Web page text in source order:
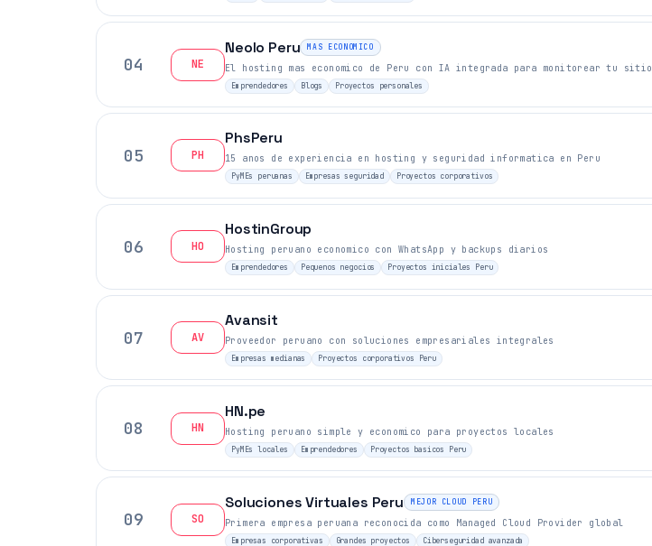
04 NE
Neolo Peru MAS ECONOMICO
El hosting mas economico de Peru con IA integrada para monitorear tu sitio
Emprendedores Blogs Proyectos personales
05 PH
PhsPeru
15 anos de experiencia en hosting y seguridad informatica en Peru
PyMEs peruanas Empresas seguridad Proyectos corporativos
06 HO
HostinGroup
Hosting peruano economico con WhatsApp y backups diarios
Emprendedores Pequenos negocios Proyectos iniciales Peru
07 AV
Avansit
Proveedor peruano con soluciones empresariales integrales
Empresas medianas Proyectos corporativos Peru
08 HN
HN.pe
Hosting peruano simple y economico para proyectos locales
PyMEs locales Emprendedores Proyectos basicos Peru
09 SO
Soluciones Virtuales Peru MEJOR CLOUD PERU
Primera empresa peruana reconocida como Managed Cloud Provider global
Empresas corporativas Grandes proyectos Ciberseguridad avanzada